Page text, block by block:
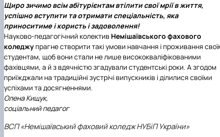
Щиро зичимо всім абітурієнтам втілити свої мрії в життя,
успішно вступити та отримати спеціальність, яка
приноситиме і користь і задоволення!
Науково-педагогічний колектив Немішаївського фахового
коледжу прагне створити такі умови навчання і проживання
студентам, щоб вони стали не лише висококваліфікованими
фахівцями, а й з вдячністю згадували студентські роки. А згодом
приїжджали на традиційні зустрічі випускників і ділилися своїми
успіхами та досягненнями.
Олена Кищук,
соціальний педагог
ВСП «Немішаївський фаховий коледж НУБіП України»